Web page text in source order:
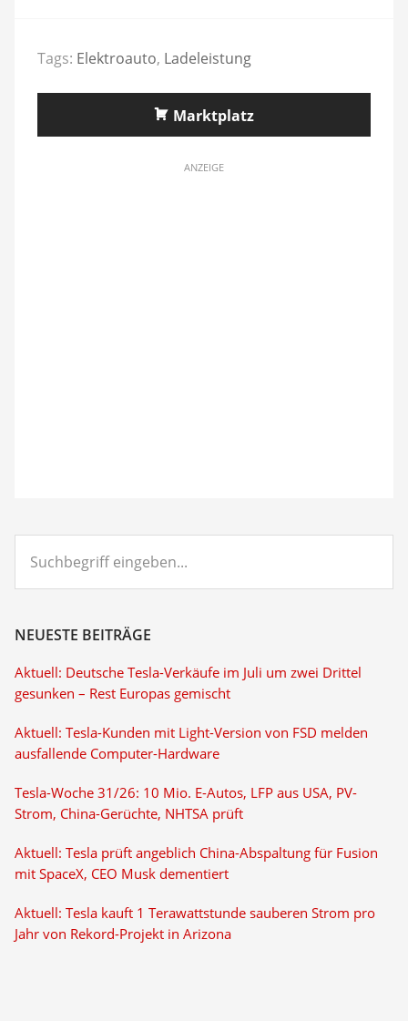
Tags: Elektroauto, Ladeleistung
Marktplatz
ANZEIGE
eingeben...
NEUESTE BEITRÄGE
Aktuell: Deutsche Tesla-Verkäufe im Juli um zwei Drittel
gesunken – Rest Europas gemischt
Aktuell: Tesla-Kunden mit Light-Version von FSD melden
ausfallende Computer-Hardware
Tesla-Woche 31/26: 10 Mio. E-Autos, LFP aus USA, PV-
Strom, China-Gerüchte, NHTSA prüft
Aktuell: Tesla prüft angeblich China-Abspaltung für Fusion
mit SpaceX, CEO Musk dementiert
Aktuell: Tesla kauft 1 Terawattstunde sauberen Strom pro
Jahr von Rekord-Projekt in Arizona